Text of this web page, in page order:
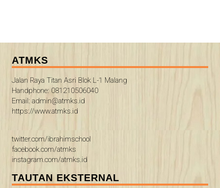
ATMKS
Jalan Raya Titan Asri Blok L-1 Malang
Handphone: 081210506040
Email: admin@atmks.id
https://www.atmks.id
twitter.com/ibrahimschool
facebook.com/atmks
instagram.com/atmks.id
TAUTAN EKSTERNAL